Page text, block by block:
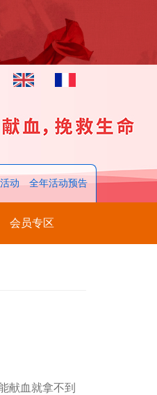
动 全年活动预告
会员专区
献血就拿不到